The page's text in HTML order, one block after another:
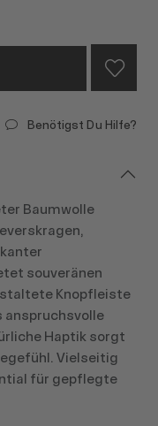
Benötigst Du Hilfe?
Baumwolle
souveränen
Knopfleiste
anspruchsvolle
Haptik sorgt
Vielseitig
für gepflegte